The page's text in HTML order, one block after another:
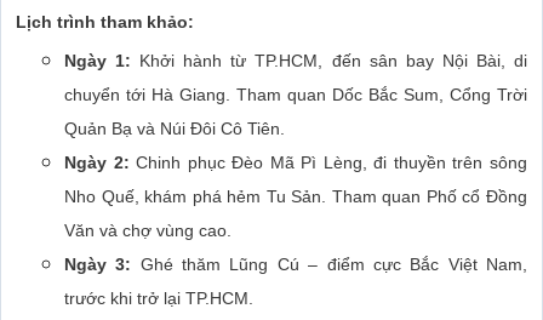
Lịch trình tham khảo:
Ngày 1: Khởi hành từ TP.HCM, đến sân bay Nội Bài, di
chuyển tới Hà Giang. Tham quan Dốc Bắc Sum, Cổng Trời
Quản Bạ và Núi Đôi Cô Tiên.
Ngày 2: Chinh phục Đèo Mã Pì Lèng, đi thuyền trên sông
Nho Quế, khám phá hẻm Tu Sản. Tham quan Phố cổ Đồng
Văn và chợ vùng cao.
Ngày 3: Ghé thăm Lũng Cú – điểm cực Bắc Việt Nam,
trước khi trở lại TP.HCM.